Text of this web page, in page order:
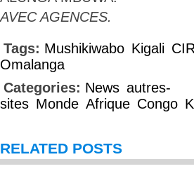
AVEC AGENCES.
Tags: Mushikiwabo Kigali
Omalanga
Categories: News autres-
sites Monde Afrique Congo
RELATED POSTS